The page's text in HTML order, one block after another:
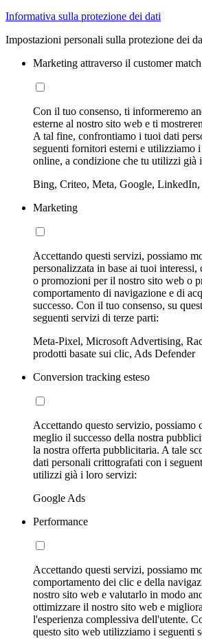
Informativa sulla protezione dei dati
Impostazioni personali sulla protezione dei
Marketing attraverso il customer match
Con il tuo consenso, ti informeremo
esterne al nostro sito web e ti
A tal fine, confrontiamo i tuoi dati
seguenti fornitori esterni e utilizziamo
online, a condizione che tu utilizzi già
Bing, Criteo, Meta, Google,
Marketing
Accettando questi servizi, possiamo
personalizzata in base ai tuoi
o promozioni per il nostro sito web o
comportamento di navigazione e di
successo. Con il tuo consenso, su
seguenti servizi di terze parti:
Meta-Pixel, Microsoft Advertising,
prodotti basate sui clic, Ads Defender
Conversion tracking esteso
Accettando questo servizio, possiamo
meglio il successo della nostra
la nostra offerta pubblicitaria. A tale
dati personali crittografati con i
utilizzi già i loro servizi:
Google Ads
Performance
Accettando questi servizi, possiamo
comportamento dei clic e della
nostro sito web e valutarlo in modo
ottimizzare il nostro sito web e
l'esperienza complessiva dell'utente.
questo sito web utilizziamo i seguenti